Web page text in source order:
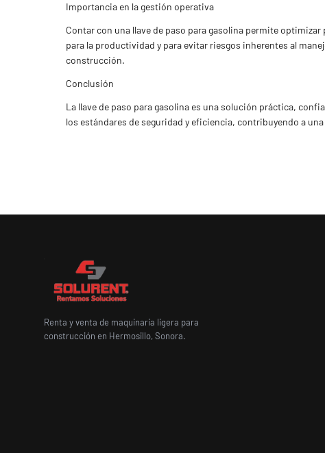
Importancia en la gestión operativa
Contar con una llave de paso para gasolina permite
para la productividad y para evitar riesgos inherentes al
construcción.
Conclusión
La llave de paso para gasolina es una solución práctica,
los estándares de seguridad y eficiencia, contribuyendo a
Renta y venta de maquinaria ligera para
construcción en Hermosillo, Sonora.